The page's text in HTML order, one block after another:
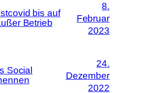
bis auf
Betrieb
8.
Februar
2023
Social
24.
Dezember
2022